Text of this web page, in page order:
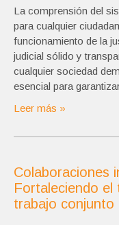
La comprensión del
para cualquier
funcionamiento de la
judicial sólido y
cualquier sociedad
esencial para
Leer más »
Colaboraciones
Fortaleciendo el
trabajo conjunto